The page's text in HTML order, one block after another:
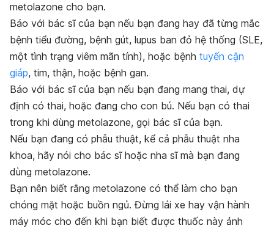
metolazone cho bạn.
Báo với bác sĩ của bạn nếu bạn đang hay đã từng mắc
bệnh tiểu đường, bệnh gút, lupus ban đỏ hệ thống (SLE,
một tình trạng viêm mãn tính), hoặc bệnh tuyến cận
giáp, tim, thận, hoặc bệnh gan.
Báo với bác sĩ của bạn nếu bạn đang mang thai, dự
định có thai, hoặc đang cho con bú. Nếu bạn có thai
trong khi dùng metolazone, gọi bác sĩ của bạn.
Nếu bạn đang có phẫu thuật, kể cả phẫu thuật nha
khoa, hãy nói cho bác sĩ hoặc nha sĩ mà bạn đang
dùng metolazone.
Bạn nên biết rằng metolazone có thể làm cho bạn
chóng mặt hoặc buồn ngủ. Đừng lái xe hay vận hành
máy móc cho đến khi bạn biết được thuốc này ảnh